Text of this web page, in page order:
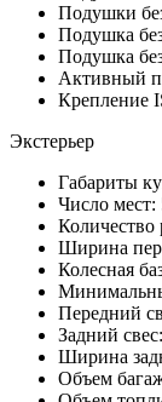
Подушки
Подушка
Подушка
Активный
Крепление
Экстерьер
Габариты
Число мест:
Количество
Ширина
Колесная
Передний
Задний
Ширина
Объем